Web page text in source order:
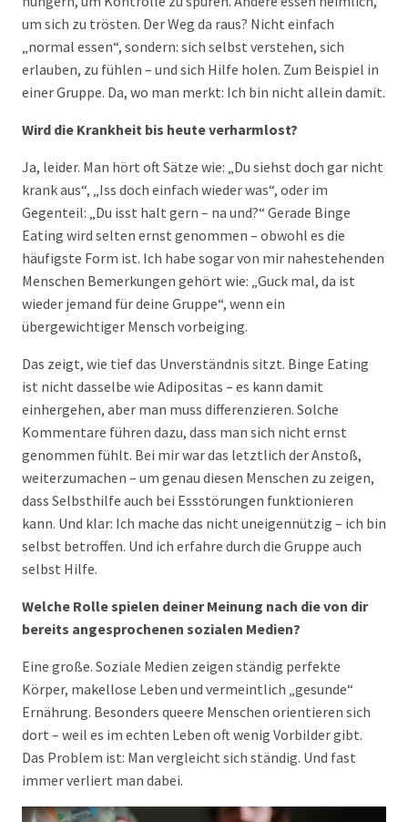
um sich zu trösten. Der Weg da raus? Nicht einfach
„normal essen“, sondern: sich selbst verstehen, sich
erlauben, zu fühlen – und sich Hilfe holen. Zum Beispiel in
einer Gruppe. Da, wo man merkt: Ich bin nicht allein damit.
Wird die Krankheit bis heute verharmlost?
Ja, leider. Man hört oft Sätze wie: „Du siehst doch gar nicht
krank aus“, „Iss doch einfach wieder was“, oder im
Gegenteil: „Du isst halt gern – na und?“ Gerade Binge
Eating wird selten ernst genommen – obwohl es die
häufigste Form ist. Ich habe sogar von mir nahestehenden
Menschen Bemerkungen gehört wie: „Guck mal, da ist
wieder jemand für deine Gruppe“, wenn ein
übergewichtiger Mensch vorbeiging.
Das zeigt, wie tief das Unverständnis sitzt. Binge Eating
ist nicht dasselbe wie Adipositas – es kann damit
einhergehen, aber man muss differenzieren. Solche
Kommentare führen dazu, dass man sich nicht ernst
genommen fühlt. Bei mir war das letztlich der Anstoß,
weiterzumachen – um genau diesen Menschen zu zeigen,
dass Selbsthilfe auch bei Essstörungen funktionieren
kann. Und klar: Ich mache das nicht uneigennützig – ich bin
selbst betroffen. Und ich erfahre durch die Gruppe auch
selbst Hilfe.
Welche Rolle spielen deiner Meinung nach die von dir
bereits angesprochenen sozialen Medien?
Eine große. Soziale Medien zeigen ständig perfekte
Körper, makellose Leben und vermeintlich „gesunde“
Ernährung. Besonders queere Menschen orientieren sich
dort – weil es im echten Leben oft wenig Vorbilder gibt.
Das Problem ist: Man vergleicht sich ständig. Und fast
immer verliert man dabei.